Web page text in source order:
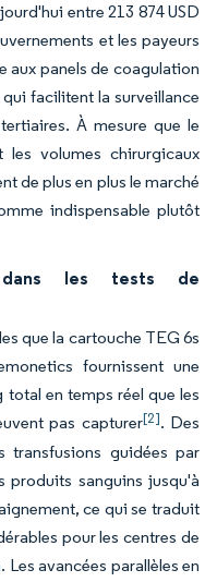
entre 213 874 USD
et les payeurs
aux panels de coagulation
facilitent la surveillance
À mesure que le
volumes chirurgicaux
de plus en plus le marché
indispensable plutôt
dans les tests de
que la cartouche TEG 6s
fournissent une
en temps réel que les
pas capturer[2]. Des
transfusions guidées par
produits sanguins jusqu'à
ce qui se traduit
pour les centres de
avancées parallèles en